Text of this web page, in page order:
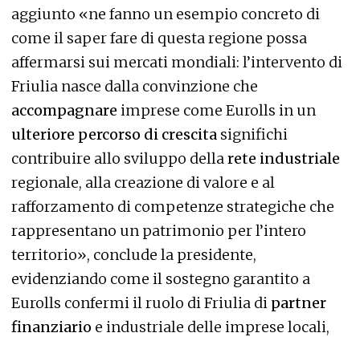
aggiunto «ne fanno un esempio concreto di
come il saper fare di questa regione possa
affermarsi sui mercati mondiali: l’intervento di
Friulia nasce dalla convinzione che
accompagnare imprese come Eurolls in un
ulteriore percorso di crescita significhi
contribuire allo sviluppo dellarete industriale
regionale, alla creazione di valore e al
rafforzamento di competenze strategiche che
rappresentano un patrimonio per l’intero
territorio», conclude la presidente,
evidenziando come il sostegno garantito a
Eurolls confermi il ruolo di Friulia di partner
finanziario e industriale delle imprese locali,